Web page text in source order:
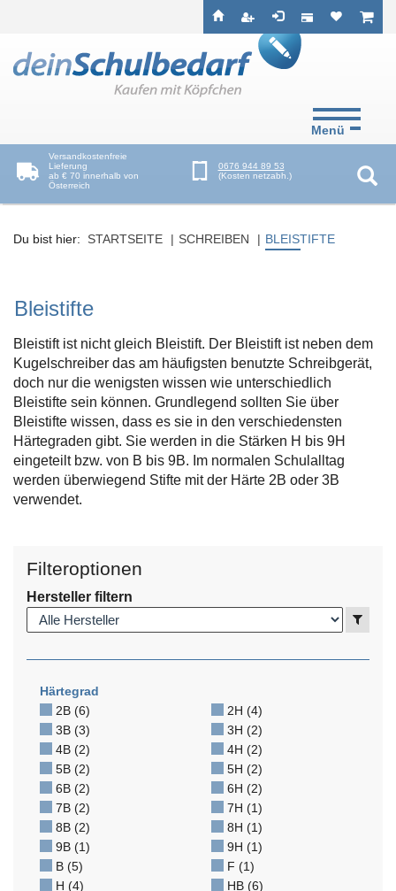
ist leerist
Menü
Versandkostenfreie
Lieferung
ab € 70 innerhalb von
Österreich
0676 944 89 53
(Kosten netzabh.)
Du bist hier: STARTSEITE SCHREIBEN BLEISTIFTE
Bleistifte
Bleistift ist nicht gleich Bleistift. Der Bleistift ist neben dem
Kugelschreiber das am häufigsten benutzte Schreibgerät,
doch nur die wenigsten wissen wie unterschiedlich
Bleistifte sein können. Grundlegend sollten Sie über
Bleistifte wissen, dass es sie in den verschiedensten
Härtegraden gibt. Sie werden in die Stärken H bis 9H
eingeteilt bzw. von B bis 9B. Im normalen Schulalltag
werden überwiegend Stifte mit der Härte 2B oder 3B
verwendet.
Filteroptionen
Hersteller filtern
Härtegrad
2B (6)
2H (4)
3B (3)
3H (2)
4B (2)
4H (2)
5B (2)
5H (2)
6B (2)
6H (2)
7B (2)
7H (1)
8B (2)
8H (1)
9B (1)
9H (1)
B (5)
F (1)
H (4)
HB (6)